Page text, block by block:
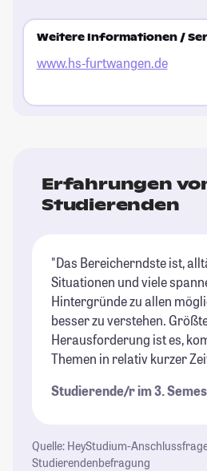
Weitere Informationen /
www.hs-furtwangen.de
Erfahrungen
Studierenden
"Das Bereicherndste ist,
Situationen und viele
Hintergründe zu allen
besser zu verstehen.
Herausforderung ist es,
Themen in relativ kurzer
Studierende/r im 3.
Quelle: HeyStudium-
Studierendenbefragung